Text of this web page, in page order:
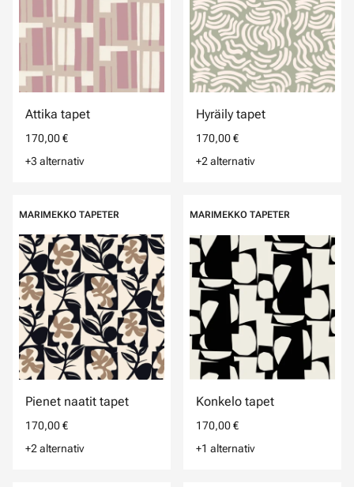
Attika tapet
170,00 €
+3 alternativ
Hyräily tapet
170,00 €
+2 alternativ
MARIMEKKO TAPETER
Pienet naatit tapet
170,00 €
+2 alternativ
MARIMEKKO TAPETER
Konkelo tapet
170,00 €
+1 alternativ